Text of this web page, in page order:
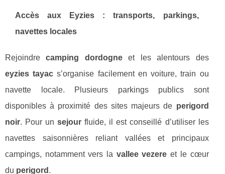
Accès aux Eyzies : transports, parkings,
navettes locales
Rejoindrecamping dordogneet les alentours des
eyzies tayac s’organise facilement en voiture, train ou
navette locale. Plusieurs parkings publics sont
disponibles à proximité des sites majeurs de perigord
noir. Pour unsejour fluide, il est conseillé d’utiliser les
navettes saisonnières reliant vallées et principaux
campings, notamment vers la vallee vezere et le cœur
du perigord .